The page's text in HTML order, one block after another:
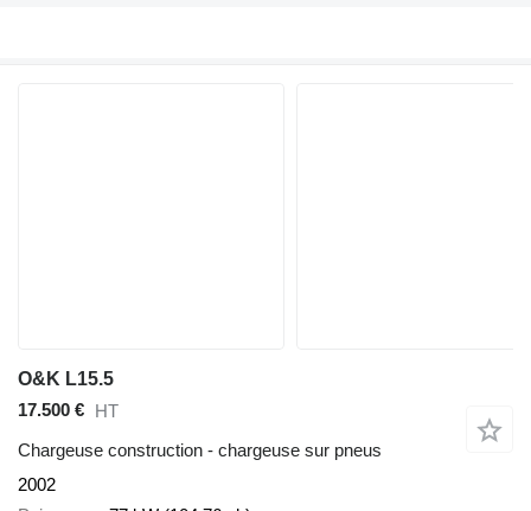
O&K L15.5
17.500 € HT
Chargeuse construction - chargeuse sur pneus
2002